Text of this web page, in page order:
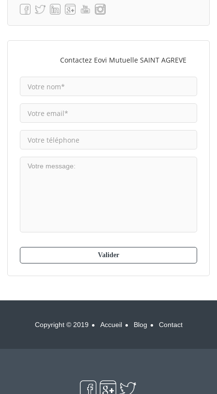
Contactez Eovi Mutuelle SAINT AGREVE
Copyright © 2019 Accueil Blog Contact